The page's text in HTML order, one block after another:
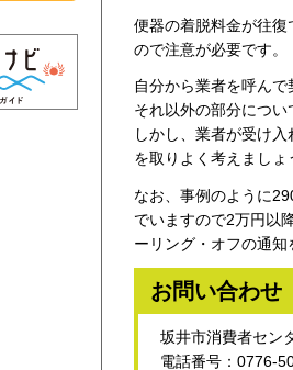
便器の着脱料金が往
ので注意が必要です。
自分から業者を呼ん
それ以外の部分につい
しかし、業者が受け
を取りよく考えましょ
なお、事例のように
でいますので2万円以
ーリング・オフの通知
お問い合わせ
坂井市消費者セン
電話番号：